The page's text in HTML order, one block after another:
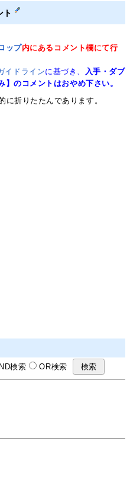
ト
ップ内にあるコメント欄にて行
イドラインに基づき、
入手・ダブ
】のコメントはおやめ下さい。
に折りたたんであります。
検索 OR検索